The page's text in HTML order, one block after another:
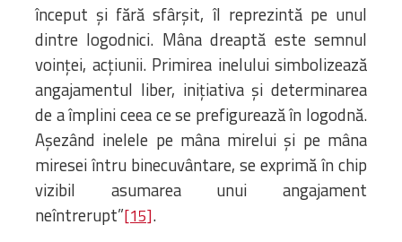
început și fără sfârșit, îl reprezintă pe unul
dintre logodnici. Mâna dreaptă este semnul
voinței, acțiunii. Primirea inelului simbolizează
angajamentul liber, inițiativa și determinarea
de a împlini ceea ce se prefigurează în logodnă.
Așezând inelele pe mâna mirelui și pe mâna
miresei întru binecuvântare, se exprimă în chip
vizibil asumarea unui angajament
neîntrerupt”[15].